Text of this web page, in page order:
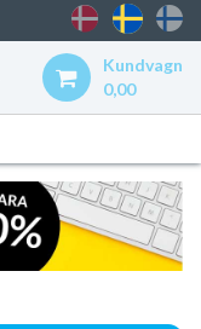
Kundvagn
0,00